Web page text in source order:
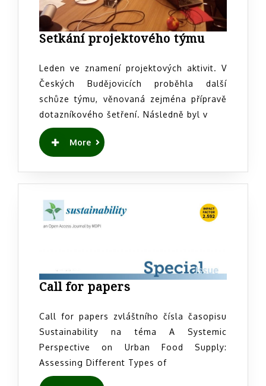
Setkání projektového týmuSetkání
týmu
Leden ve znamení projektových aktivit. V
Českých Budějovicích proběhla další
schůze týmu, věnovaná zejména přípravě
dotazníkového šetření. Následně byl v
More
READ
MORE
Call for papers
papers
Call for papers zvláštního čísla časopisu
Sustainability na téma A Systemic
Perspective on Urban Food Supply:
Assessing Different Types of